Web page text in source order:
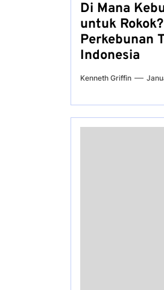
Di Mana
untuk
Perkebunan
Indonesia
Kenneth Griffin